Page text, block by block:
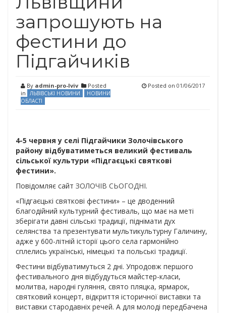
запрошують на
фестини до
Підгайчиків
By admin-pro-lviv
Posted
in
ЛЬВІВСЬКІ НОВИНИ
НОВИНИ
ОБЛАСТІ
Posted on 01/06/2017
4-5 червня у селі Підгайчики Золочівського
району відбуватиметься великий фестиваль
сільської культури «Підгаєцькі святкові
фестини».
Повідомляє сайт ЗОЛОЧІВ СЬОГОДНІ.
«Підгаєцькі святкові фестини» – це дводенний
благодійний культурний фестиваль, що має на меті
зберігати давні сільські традиції, піднімати дух
селянства та презентувати мультикультурну Галичину,
адже у 600-літній історії цього села гармонійно
сплелись українські, німецькі та польські традиції.
Фестини відбуватимуться 2 дні. Упродовж першого
фестивального дня відбудуться майстер-класи,
молитва, народні гуляння, свято пляцка, ярмарок,
святковий концерт, відкриття історичної виставки та
виставки стародавніх речей. А для молоді передбачена